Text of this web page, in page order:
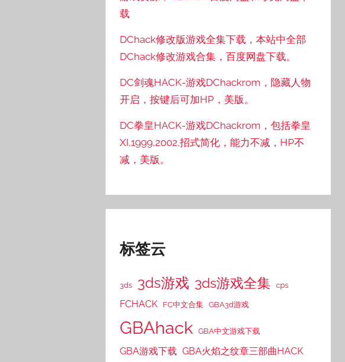
载
DChack修改版游戏全集下载，本站中全部
DChack修改游戏合集，百度网盘下载。
DC剑魂HACK-游戏DChackrom，隐藏人物
开启，按键后可加HP，美版。
DC拳皇HACK-游戏DChackrom，包括拳皇
XI,1999,2002,招式简化，能力不减，HP不
减，美版。
标签云
3ds 3ds游戏 3ds游戏全集 cps
FCHACK FC中文合集 GBA3d游戏
GBAhack GBA中文游戏下载
GBA游戏下载 GBA火焰之纹章三部曲HACK